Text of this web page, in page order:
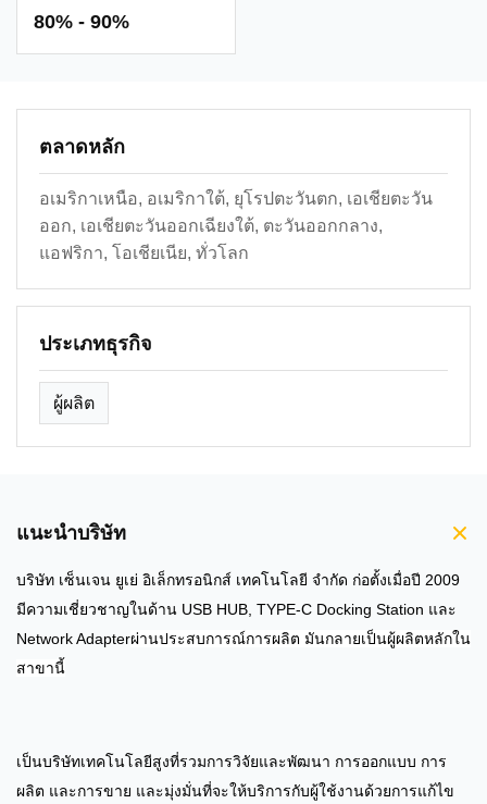
80% - 90%
ตลาดหลัก
อเมริกาเหนือ, อเมริกาใต้, ยุโรปตะวันตก, เอเชียตะวัน
ออก, เอเชียตะวันออกเฉียงใต้, ตะวันออกกลาง,
แอฟริกา, โอเชียเนีย, ทั่วโลก
ประเภทธุรกิจ
ผู้ผลิต
แนะนำบริษัท
บริษัท เซ็นเจน ยูเย่ อิเล็กทรอนิกส์ เทคโนโลยี จํากัด ก่อตั้งเมื่อปี 2009
มีความเชี่ยวชาญในด้าน USB HUB, TYPE-C Docking Station และ
Network Adapterผ่านประสบการณ์การผลิต มันกลายเป็นผู้ผลิตหลักใน
สาขานี้
เป็นบริษัทเทคโนโลยีสูงที่รวมการวิจัยและพัฒนา การออกแบบ การ
ผลิต และการขาย และมุ่งมั่นที่จะให้บริการกับผู้ใช้งานด้วยการแก้ไข